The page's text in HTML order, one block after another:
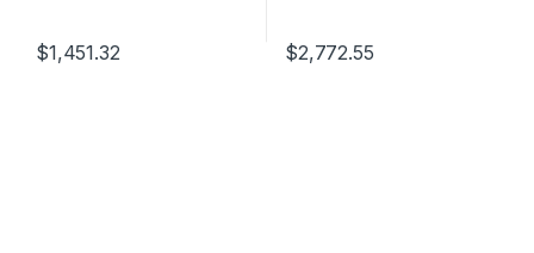
$1,451.32 $2,772.55